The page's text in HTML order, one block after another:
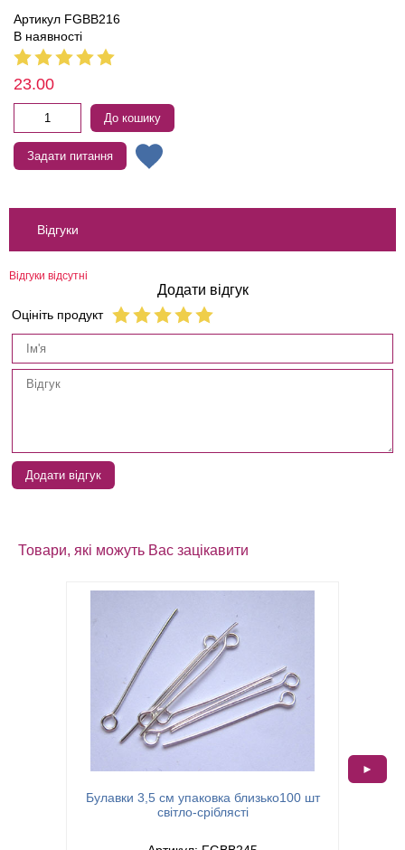
Артикул FGBB216
В наявності
23.00
До кошику
Задати питання
Відгуки
Відгуки відсутні
Додати відгук
Оцініть продукт
Додати відгук
Товари, які можуть Вас зацікавити
Булавки 3,5 см упаковка близько100 шт
світло-сріблясті
►